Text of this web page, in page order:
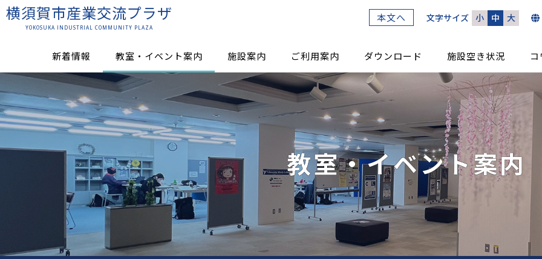
横須賀市産業交流プラザ
YOKOSUKA INDUSTRIAL COMMUNITY PLAZA
本文へ 文字サイズ 小 中 大
新着情報 教室・イベント案内 施設案内 ご利用案内 ダウンロード 施設空き状況
教室・イベント案内